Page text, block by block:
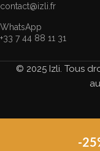
contact@izli.fr
WhatsApp
+33 7 44 88 11 31
© 2025 Izli. Tous
-